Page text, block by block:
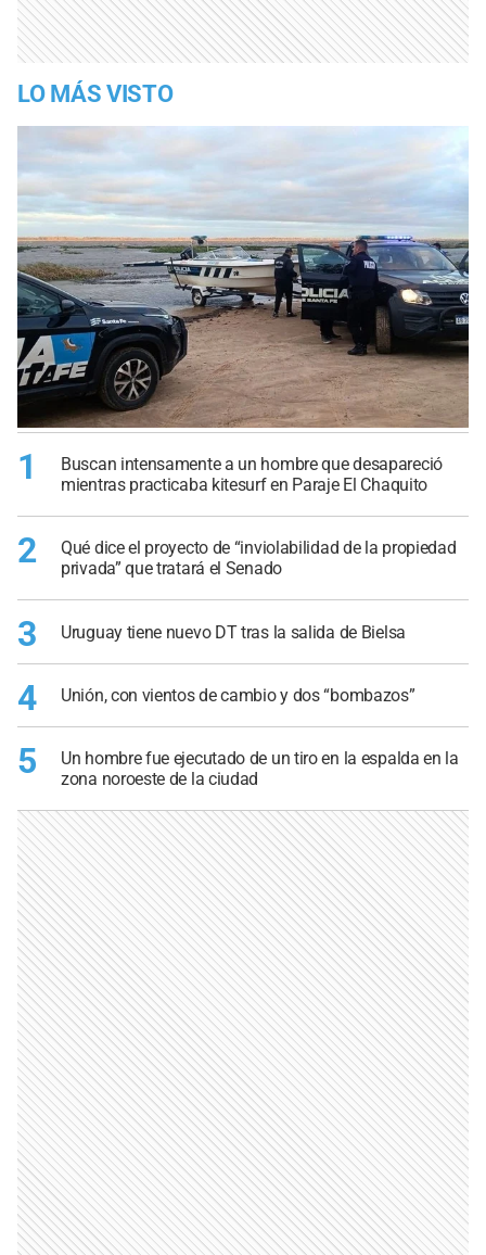
LO MÁS VISTO
1
Buscan intensamente a un hombre que desapareció
mientras practicaba kitesurf en Paraje El Chaquito
2
Qué dice el proyecto de “inviolabilidad de la propiedad
privada” que tratará el Senado
3 Uruguay tiene nuevo DT tras la salida de Bielsa
4 Unión, con vientos de cambio y dos “bombazos”
5
Un hombre fue ejecutado de un tiro en la espalda en la
zona noroeste de la ciudad